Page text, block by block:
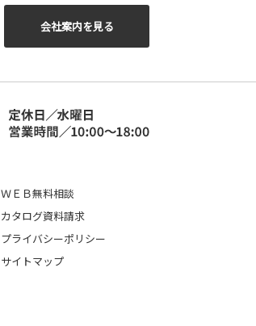
会社案内を見る
ＷＥＢ無料相談
カタログ資料請求
プライバシーポリシー
サイトマップ